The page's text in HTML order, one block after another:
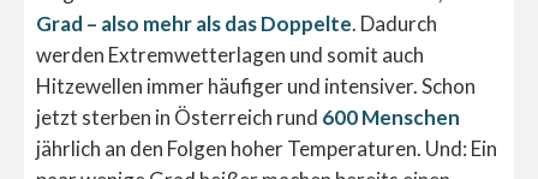
Grad – also mehr als das Doppelte. Dadurch
werden Extremwetterlagen und somit auch
Hitzewellen immer häufiger und intensiver. Schon
jetzt sterben in Österreich rund 600 Menschen
jährlich an den Folgen hoher Temperaturen. Und: Ein